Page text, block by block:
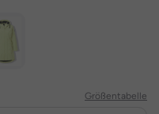
Größentabelle